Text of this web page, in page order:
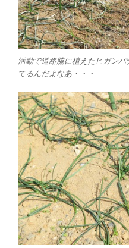
活動で道路脇に植えたヒガン
てるんだよなあ・・・